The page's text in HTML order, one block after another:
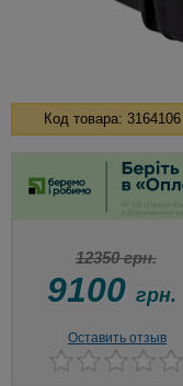
Код товара: 3164106
12350 грн.
9100 грн.
Оставить отзыв